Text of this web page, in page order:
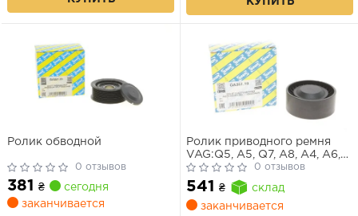
КУПИТЬ
Ролик обводной
0 отзывов
381 ₴
сегодня
заканчивается
Ролик приводного ремня
VAG:Q5, A5, Q7, A8, A4, A6,
Phaeton, Touareg
0 отзывов
541 ₴
склад
заканчивается